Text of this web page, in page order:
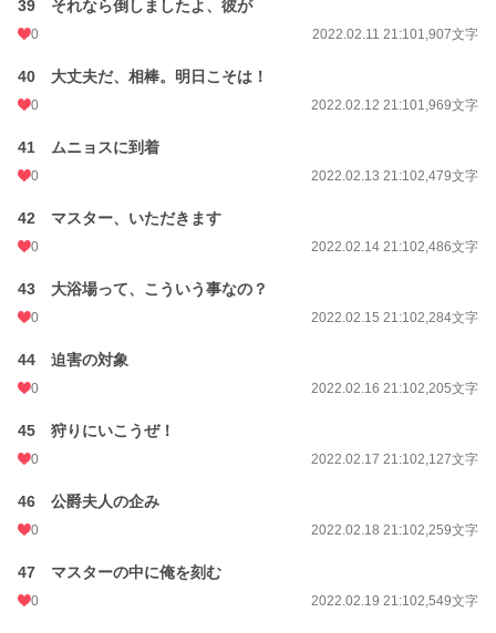
39 それなら倒しましたよ、彼が
0 2022.02.11 21:101,907文字
40 大丈夫だ、相棒。明日こそは！
0 2022.02.12 21:101,969文字
41 ムニョスに到着
0 2022.02.13 21:102,479文字
42 マスター、いただきます
0 2022.02.14 21:102,486文字
43 大浴場って、こういう事なの？
0 2022.02.15 21:102,284文字
44 迫害の対象
0 2022.02.16 21:102,205文字
45 狩りにいこうぜ！
0 2022.02.17 21:102,127文字
46 公爵夫人の企み
0 2022.02.18 21:102,259文字
47 マスターの中に俺を刻む
0 2022.02.19 21:102,549文字